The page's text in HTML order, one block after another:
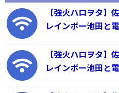
【強火ハロヲタ】
レインボー池田と
【強火ハロヲタ】
レインボー池田と